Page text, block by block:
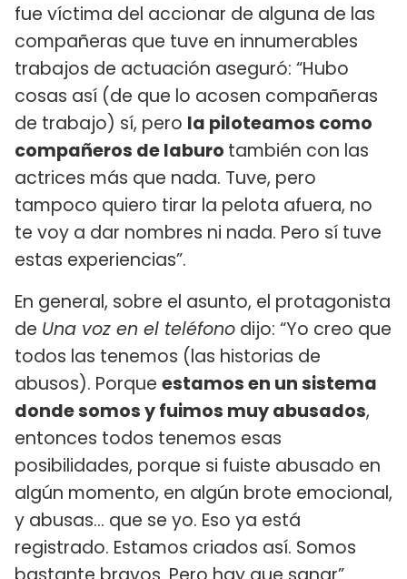
fue víctima del accionar de alguna de las
compañeras que tuve en innumerables
trabajos de actuación aseguró: “Hubo
cosas así (de que lo acosen compañeras
de trabajo) sí, pero la piloteamos como
compañeros de laburo también con las
actrices más que nada. Tuve, pero
tampoco quiero tirar la pelota afuera, no
te voy a dar nombres ni nada. Pero sí tuve
estas experiencias”.
En general, sobre el asunto, el protagonista
de Una voz en el teléfono dijo: “Yo creo que
todos las tenemos (las historias de
abusos). Porque estamos en un sistema
donde somos y fuimos muy abusados,
entonces todos tenemos esas
posibilidades, porque si fuiste abusado en
algún momento, en algún brote emocional,
y abusas… que se yo. Eso ya está
registrado. Estamos criados así. Somos